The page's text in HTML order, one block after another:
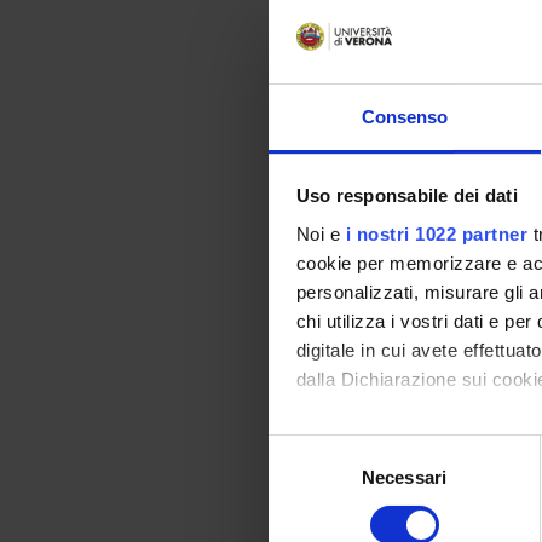
Consenso
Uso responsabile dei dati
Noi e i nostri 1022 partner
cookie per memorizzare e
personalizzati, misurare gli
chi utilizza i vostri dati e per
digitale in cui avete
dalla Dichiarazione sui
Con il tuo consenso,
raccogliere
digitali).
Necessari
UL: Bioinformatics
1. Confronto di
allineamento
2. Misure di
3. Grafi de Bruijn:
5. Riconstruzione
dati di tipo
per Large Parsimony
Bibliografia
Modalità